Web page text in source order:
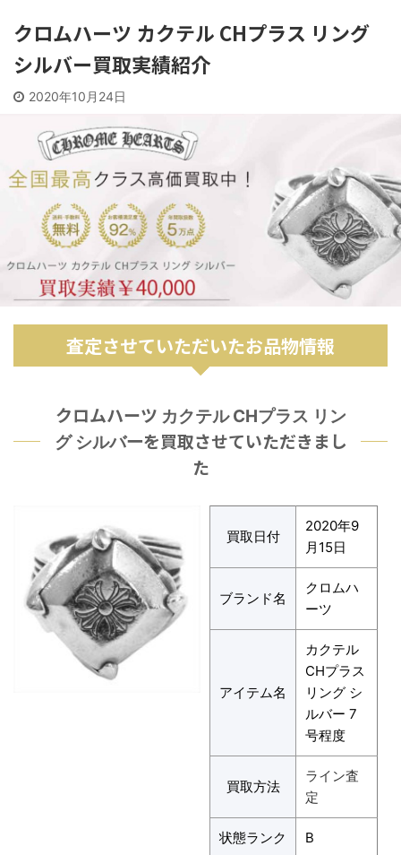
クロムハーツ カクテル CHプラス リング
シルバー買取実績紹介
2020年10月24日
査定させていただいたお品物情報
クロムハーツ カクテル CHプラス リン
グ シルバーを買取させていただきまし
た
買取日付
2020年9
月15日
ブランド名
クロムハ
ーツ
アイテム名
カクテル
CHプラス
リング シ
ルバー 7
号程度
買取方法
ライン査
定
状態ランク B